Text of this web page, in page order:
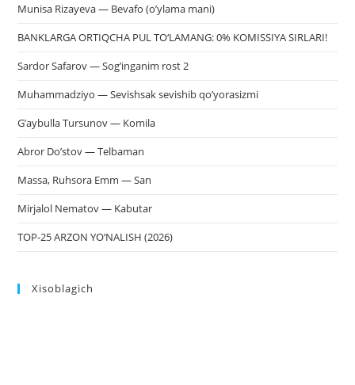
Munisa Rizayeva — Bevafo (o’ylama mani)
BANKLARGA ORTIQCHA PUL TO‘LAMANG: 0% KOMISSIYA SIRLARI!
Sardor Safarov — Sog’inganim rost 2
Muhammadziyo — Sevishsak sevishib qo’yorasizmi
G’aybulla Tursunov — Komila
Abror Do’stov — Telbaman
Massa, Ruhsora Emm — San
Mirjalol Nematov — Kabutar
TOP-25 ARZON YO‘NALISH (2026)
Xisoblagich